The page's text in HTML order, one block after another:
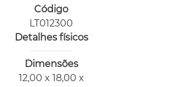
Código
LT012300
Detalhes físicos
Dimensões
12,00 x 18,00 x